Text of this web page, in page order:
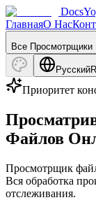
ГлавнаяО Нас
Все Просмотрщики
Русский
Приоритет
Файлов
Просмотрщик
Вся обработка
отслеживания.